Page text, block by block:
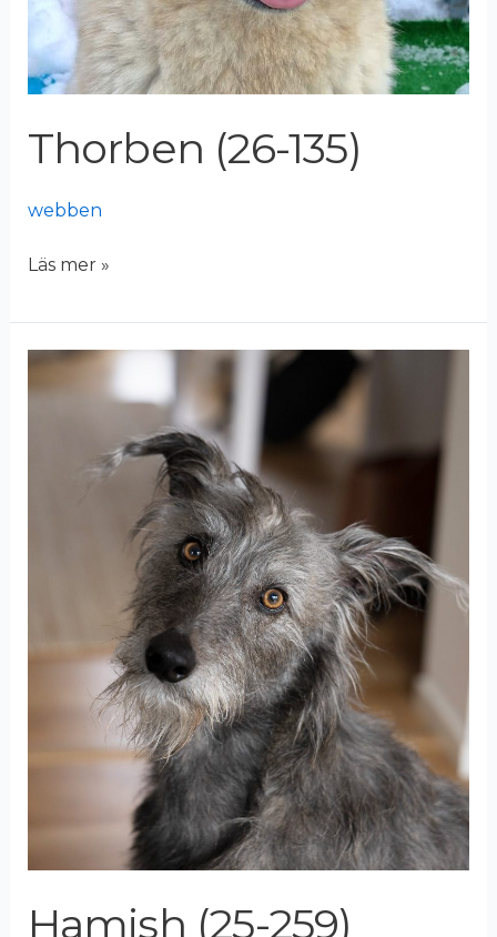
Thorben (26-135)
webben
Läs mer »
Hamish (25-259)
Hamish
(25-